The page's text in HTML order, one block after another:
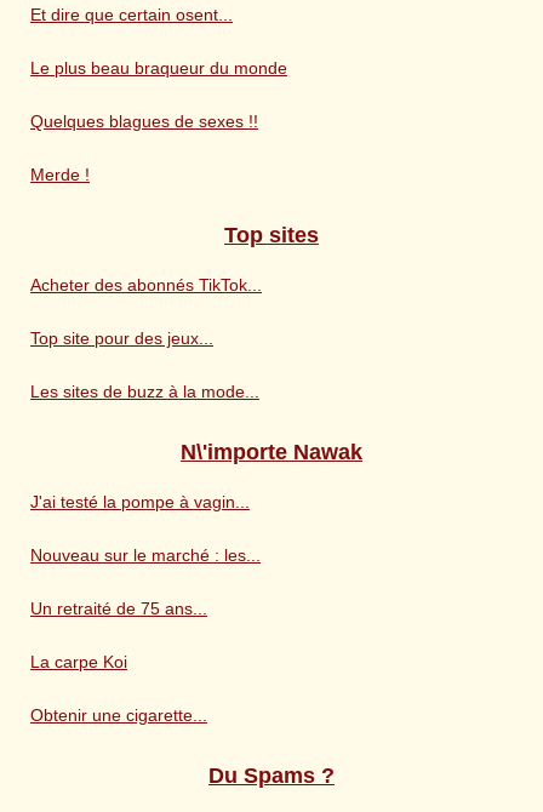
Et dire que certain osent...
Le plus beau braqueur du monde
Quelques blagues de sexes !!
Merde !
Top sites
Acheter des abonnés TikTok...
Top site pour des jeux...
Les sites de buzz à la mode...
N\'importe Nawak
J'ai testé la pompe à vagin...
Nouveau sur le marché : les...
Un retraité de 75 ans...
La carpe Koi
Obtenir une cigarette...
Du Spams ?